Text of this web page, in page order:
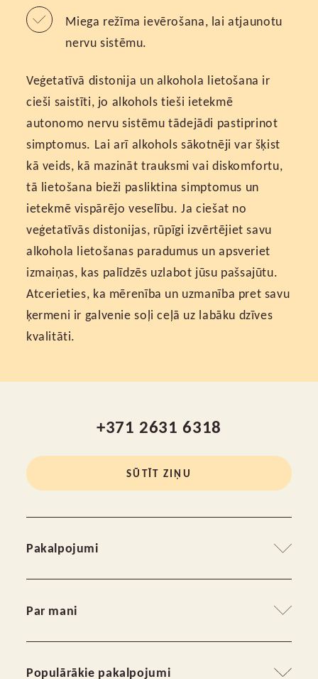
Miega režīma ievērošana, lai atjaunotu
nervu sistēmu.
Veģetatīvā distonija un alkohola lietošana ir
cieši saistīti, jo alkohols tieši ietekmē
autonomo nervu sistēmu tādejādi pastiprinot
simptomus. Lai arī alkohols sākotnēji var šķist
kā veids, kā mazināt trauksmi vai diskomfortu,
tā lietošana bieži pasliktina simptomus un
ietekmē vispārējo veselību. Ja ciešat no
veģetatīvās distonijas, rūpīgi izvērtējiet savu
alkohola lietošanas paradumus un apsveriet
izmaiņas, kas palīdzēs uzlabot jūsu pašsajūtu.
Atcerieties, ka mērenība un uzmanība pret savu
ķermeni ir galvenie soļi ceļā uz labāku dzīves
kvalitāti.
+371 2631 6318
SŪTĪT ZIŅU
Pakalpojumi
Individuālā terapija
Par mani
Populārākie pakalpojumi